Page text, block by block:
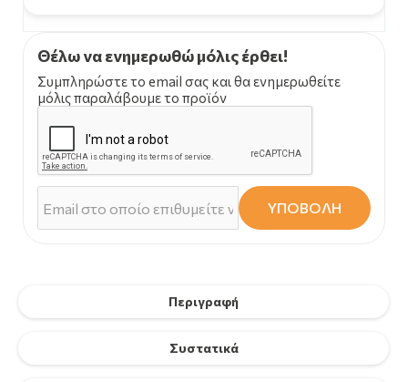
Περιγραφή
Συστατικά
Θέλω να ενημερωθώ μόλις έρθει!
Συμπληρώστε το email σας και θα ενημερωθείτε
μόλις παραλάβουμε το προϊόν
ΥΠΟΒΟΛΗ